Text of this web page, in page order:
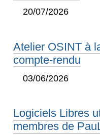
20/07/2026
Atelier OSINT à
compte-rendu
03/06/2026
Logiciels Libres
membres de